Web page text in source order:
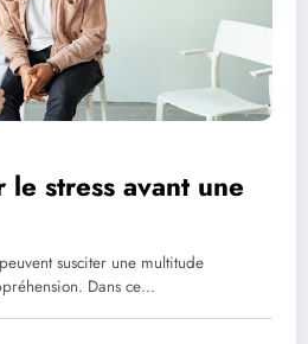
le stress avant une
susciter une multitude
Dans ce…